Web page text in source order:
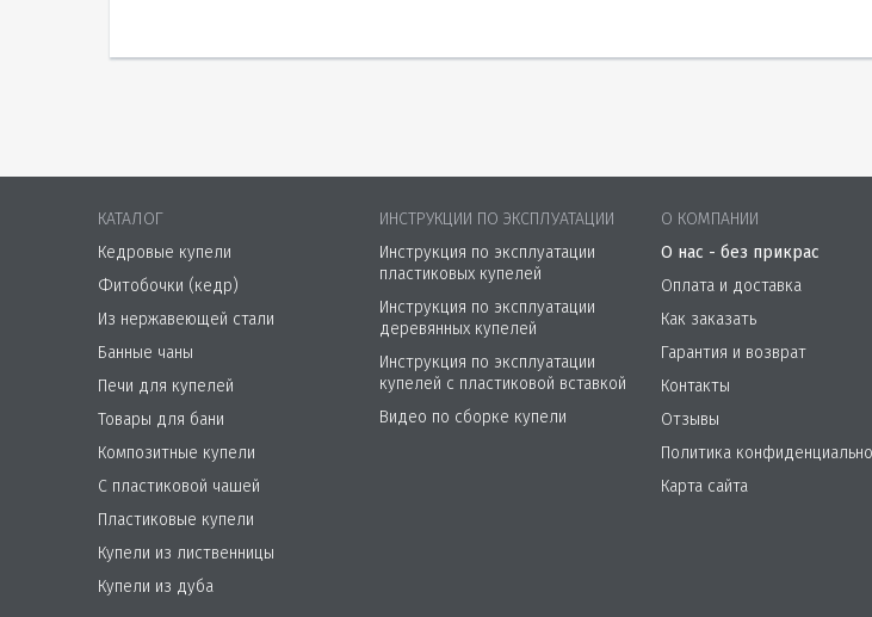
КАТАЛОГ
Кедровые купели
Фитобочки (кедр)
Из нержавеющей стали
Банные чаны
Печи для купелей
Товары для бани
Композитные купели
С пластиковой чашей
Пластиковые купели
Купели из лиственницы
Купели из дуба
ИНСТРУКЦИИ ПО ЭКСПЛУАТАЦИИ
Инструкция по эксплуатации
пластиковых купелей
Инструкция по эксплуатации
деревянных купелей
Инструкция по эксплуатации
купелей с пластиковой вставкой
Видео по сборке купели
О КОМПАНИИ
О нас - без прикрас
Оплата и доставка
Как заказать
Гарантия и возврат
Контакты
Отзывы
Политика
Карта сайта